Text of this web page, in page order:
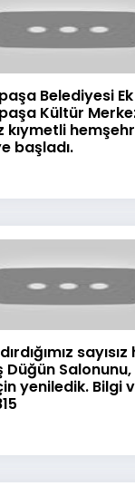
Belediyesi Ek
Kültür
kıymetli
başladı.
Düğün
yeniledik. Bilgi